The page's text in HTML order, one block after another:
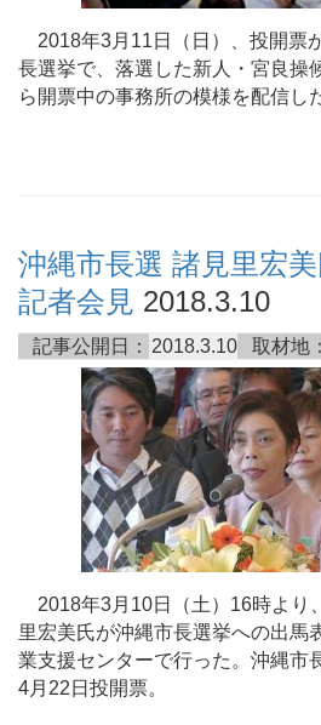
2018年3月11日（日）、投開票
長選挙で、落選した新人・宮良操
ら開票中の事務所の模様を配信し
沖縄市長選 諸見里宏
記者会見 2018.3.10
記事公開日： 2018.3.10 取材地：
2018年3月10日（土）16時より
里宏美氏が沖縄市長選挙への出馬
業支援センターで行った。沖縄市
4月22日投開票。